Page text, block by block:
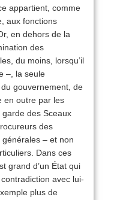
appartient, comme
aux fonctions
en dehors de la
des
du moins, lorsqu’il
–, la seule
gouvernement, de
en outre par les
des Sceaux
des
– et non
Dans ces
grand d’un État qui
avec lui-
plus de